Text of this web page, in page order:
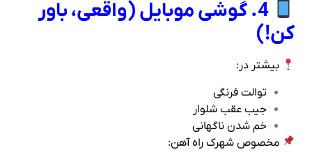
4. گوشی موبایل (واقعی، باور
کن!)
بیشتر در:
توالت فرنگی
جیب عقب شلوار
خم شدن ناگهانی
مخصوص شهرک راه‌ آهن: